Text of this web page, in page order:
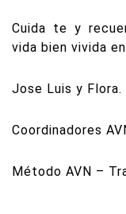
Cuida te y
vida bien vivida
Jose Luis y Flora.
Coordinadores
Método AVN –